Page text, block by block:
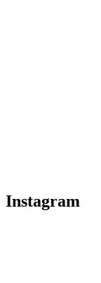
Instagram